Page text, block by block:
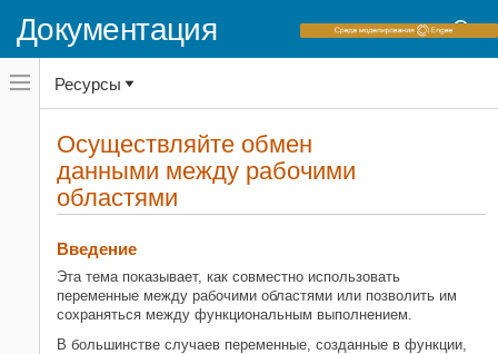
Документация
Переключатель
навигационного
меню
переключатель
навигационного
MATLAB
Программирование
Функции
Определите объем переменных и
сгенерируйте имена
Осуществляйте обмен данными
между рабочими областями
НА ЭТОЙ СТРАНИЦЕ
Ресурсы
Осуществляйте обмен
данными между рабочими
областями
Введение
Эта тема показывает, как совместно использовать
переменные между рабочими областями или позволить им
сохраняться между функциональным выполнением.
В большинстве случаев переменные, созданные в функции,